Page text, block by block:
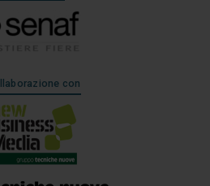
con